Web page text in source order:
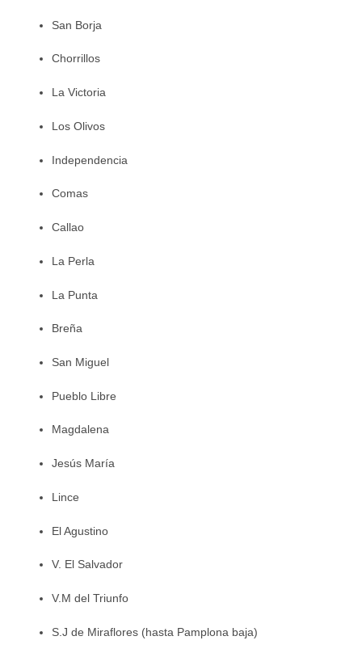
San Borja
Chorrillos
La Victoria
Los Olivos
Independencia
Comas
Callao
La Perla
La Punta
Breña
San Miguel
Pueblo Libre
Magdalena
Jesús María
Lince
El Agustino
V. El Salvador
V.M del Triunfo
S.J de Miraflores (hasta Pamplona baja)